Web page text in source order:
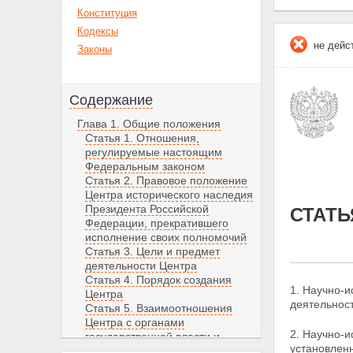
Конституция
Кодексы
Законы
Содержание
Глава 1. Общие положения
Статья 1. Отношения,
регулируемые настоящим
Федеральным законом
Статья 2. Правовое положение
Центра исторического наследия
Президента Российской
Федерации, прекратившего
исполнение своих полномочий
Статья 3. Цели и предмет
деятельности Центра
Статья 4. Порядок создания
Центра
Статья 5. Взаимоотношения
Центра с органами
государственной власти и
не
1. Научно-
2. Научно-